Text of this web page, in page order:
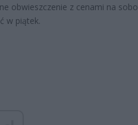
obwieszczenie z cenami na
w piątek.